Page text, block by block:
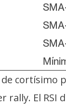
cortísimo
rally. El